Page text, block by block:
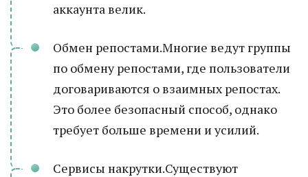
аккаунта велик.
Обмен репостами.Многие ведут группы
по обмену репостами, где пользователи
договариваются о взаимных репостах.
Это более безопасный способ, однако
требует больше времени и усилий.
Сервисы накрутки.Существуют